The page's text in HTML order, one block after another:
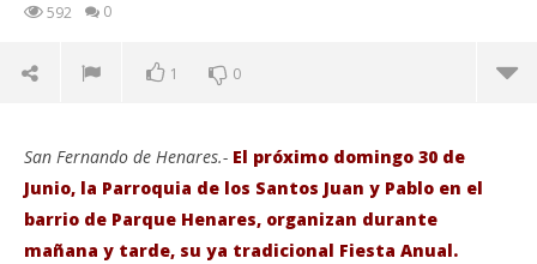
592 0
1 0
San Fernando de Henares.- El próximo domingo 30 de
Junio, la Parroquia de los Santos Juan y Pablo en el
barrio de Parque Henares, organizan durante
mañana y tarde, su ya tradicional Fiesta Anual.